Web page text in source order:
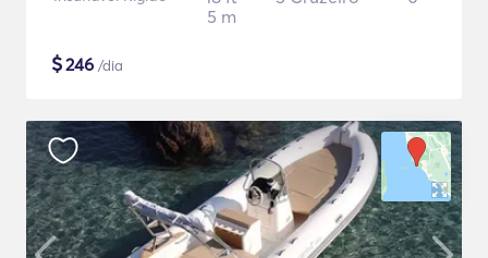
5 m
$246 /dia